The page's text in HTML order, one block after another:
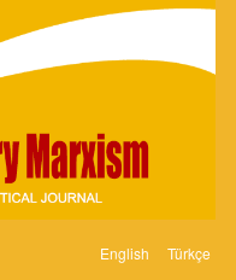
English Türkçe